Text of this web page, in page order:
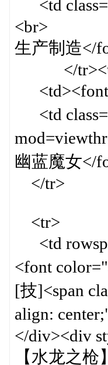
<td
<br>
生产制造</
</
<td><font
<td
幽蓝魔女</
</tr>
<tr>
<td
<font
[技]<span
align:
</div><div
【水龙之枪